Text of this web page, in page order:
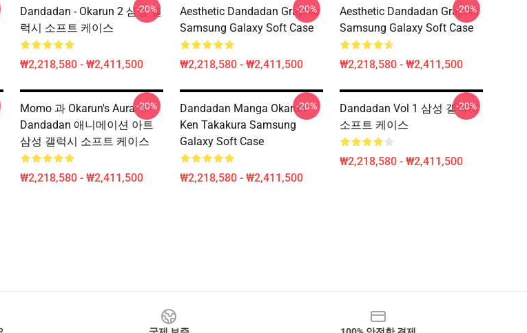
Dandadan - Okarun 2 삼성 갤
럭시 소프트 케이스
₩2,218,580 - ₩2,411,500
-20%
Aesthetic Dandadan Graphic
Samsung Galaxy Soft Case
₩2,218,580 - ₩2,411,500
-20%
Aesthetic Dandadan Graphic
Samsung Galaxy Soft Case
₩2,218,580 - ₩2,411,500
-20%
Momo 과 Okarun's Aura - - -
Dandadan 애니메이션 아트
삼성 갤럭시 소프트 케이스
₩2,218,580 - ₩2,411,500
-20%
Dandadan Manga Okarun
Ken Takakura Samsung
Galaxy Soft Case
₩2,218,580 - ₩2,411,500
-20%
Dandadan Vol 1 삼성 갤럭시
소프트 케이스
₩2,218,580 - ₩2,411,500
-20%